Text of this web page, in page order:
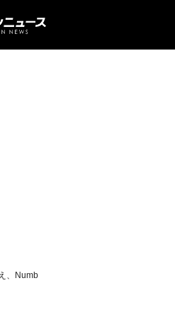
、Numb